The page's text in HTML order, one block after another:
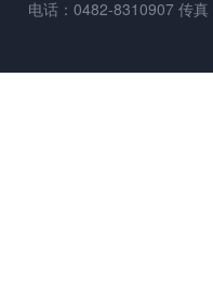
电话：0482-8310907 传